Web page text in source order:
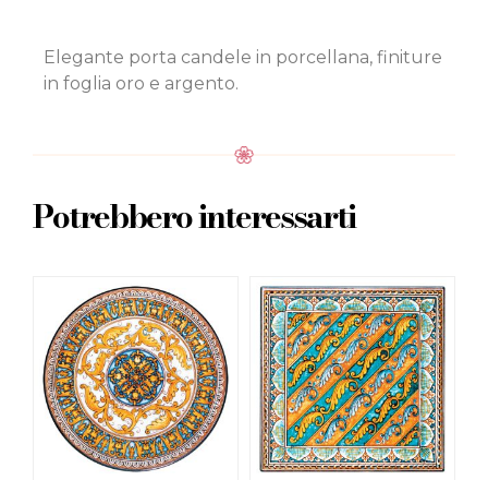
Elegante porta candele in porcellana, finiture
in foglia oro e argento.
Potrebbero interessarti